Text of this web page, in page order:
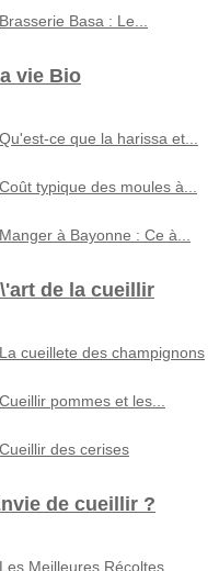
Brasserie Basa : Le...
vie Bio
Qu'est-ce que la harissa et...
Coût typique des moules à...
Manger à Bayonne : Ce à...
de la cueillir
La cueillete des champignons
Cueillir pommes et les...
Cueillir des cerises
de cueillir ?
Les Meilleures Récoltes...